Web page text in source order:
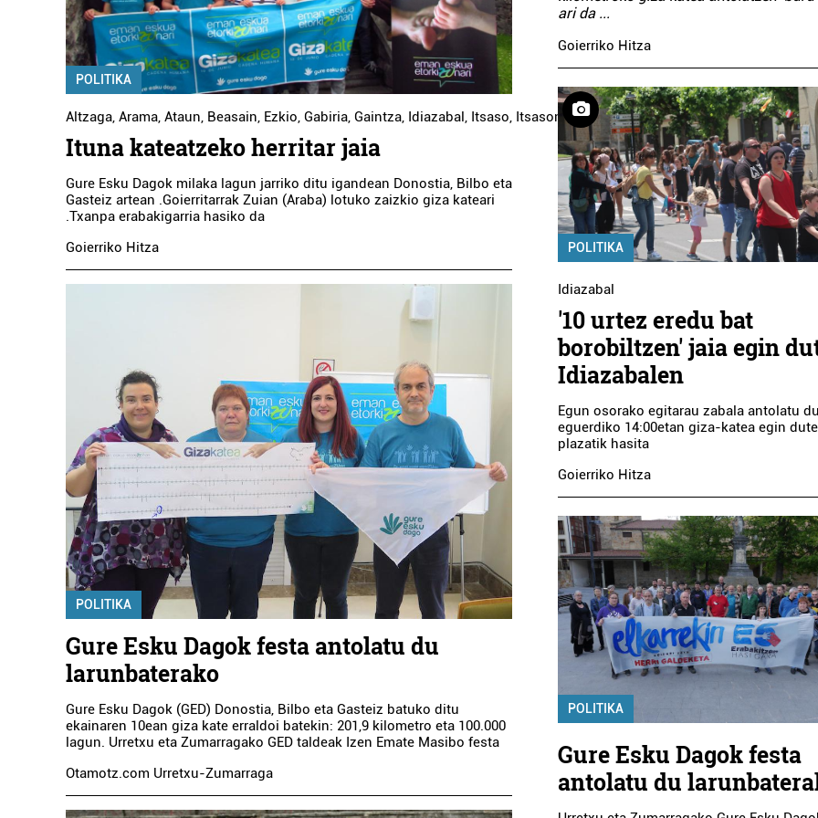
POLITIKA
Altzaga, Arama, Ataun, Beasain, Ezkio, Gabiria, Gaintza, Idiazabal, Itsaso, Itsasondo,Lazkao,Legazpi,Legorreta,Mutiloa ,
Ituna kateatzeko herritar jaia
Gure Esku Dagok milaka lagun jarriko ditu igandean Donostia, Bilbo eta
Gasteiz artean .Goierritarrak Zuian (Araba) lotuko zaizkio giza kateari
.Txanpa erabakigarria hasiko da
Goierriko Hitza
POLITIKA
Gure Esku Dagok festa antolatu du
larunbaterako
Gure Esku Dagok (GED) Donostia, Bilbo eta Gasteiz batuko ditu
ekainaren 10ean giza kate erraldoi batekin: 201,9 kilometro eta 100.000
lagun. Urretxu eta Zumarragako GED taldeak Izen Emate Masibo festa
Otamotz.com Urretxu-Zumarraga
ari da ...
Goierriko Hitza
POLITIKA
Idiazabal
'10 urtez eredu bat
borobiltzen' jaia egin
Idiazabalen
Egun osorako egitarau zabala antolatu
eguerdiko 14:00etan giza-katea egin dute
plazatik hasita
Goierriko Hitza
POLITIKA
Gure Esku Dagok festa
antolatu du